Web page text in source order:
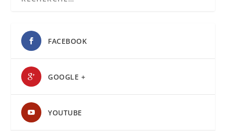
FACEBOOK
GOOGLE +
YOUTUBE